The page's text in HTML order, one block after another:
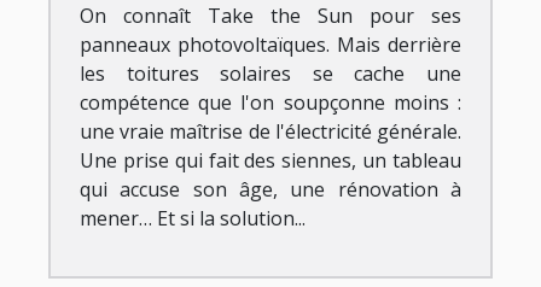
On connaît Take the Sun pour ses
panneaux photovoltaïques. Mais derrière
les toitures solaires se cache une
compétence que l'on soupçonne moins :
une vraie maîtrise de l'électricité générale.
Une prise qui fait des siennes, un tableau
qui accuse son âge, une rénovation à
mener… Et si la solution...